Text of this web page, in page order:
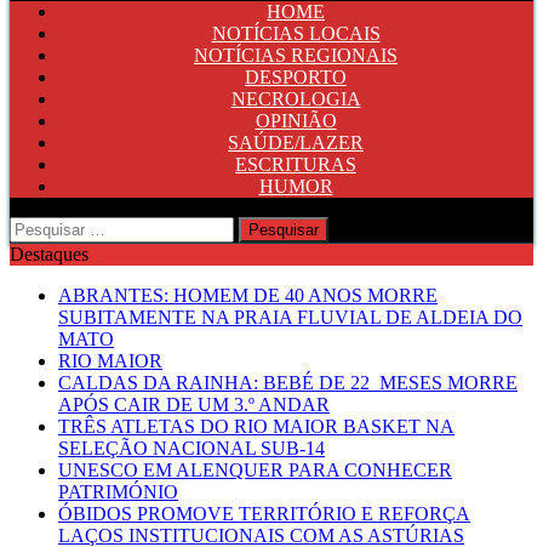
HOME
NOTÍCIAS LOCAIS
NOTÍCIAS REGIONAIS
DESPORTO
NECROLOGIA
OPINIÃO
SAÚDE/LAZER
ESCRITURAS
HUMOR
Pesquisar
por:
Destaques
ABRANTES: HOMEM DE 40 ANOS MORRE
SUBITAMENTE NA PRAIA FLUVIAL DE ALDEIA DO
MATO
RIO MAIOR
CALDAS DA RAINHA: BEBÉ DE 22 MESES MORRE
APÓS CAIR DE UM 3.º ANDAR
TRÊS ATLETAS DO RIO MAIOR BASKET NA
SELEÇÃO NACIONAL SUB-14
UNESCO EM ALENQUER PARA CONHECER
PATRIMÓNIO
ÓBIDOS PROMOVE TERRITÓRIO E REFORÇA
LAÇOS INSTITUCIONAIS COM AS ASTÚRIAS